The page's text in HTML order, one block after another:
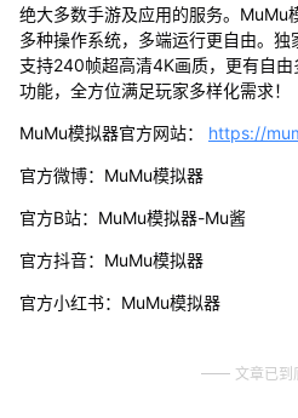
绝大多数手游及应用的服务。MuMu
多种操作系统，多端运行更自由。独
支持240帧超高清4K画质，更有自
功能，全方位满足玩家多样化需求！
MuMu模拟器官方网站： https://
官方微博：MuMu模拟器
官方B站：MuMu模拟器-Mu酱
官方抖音：MuMu模拟器
官方小红书：MuMu模拟器
文章已到